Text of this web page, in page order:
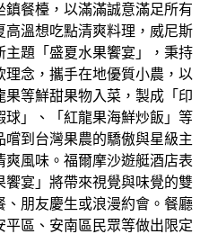
餐檯，以滿滿誠意滿足所有
溫想吃點清爽料理，威尼斯
題「盛夏水果饗宴」，秉持
理念，攜手在地優質小農，以
等鮮甜果物入菜，製成「印
」、「紅龍果海鮮炒飯」等
到台灣果農的驕傲與星級主
風味。福爾摩沙遊艇酒店表
宴」將帶來視覺與味覺的雙
朋友慶生或浪漫約會。餐廳
區、安南區民眾等做出限定